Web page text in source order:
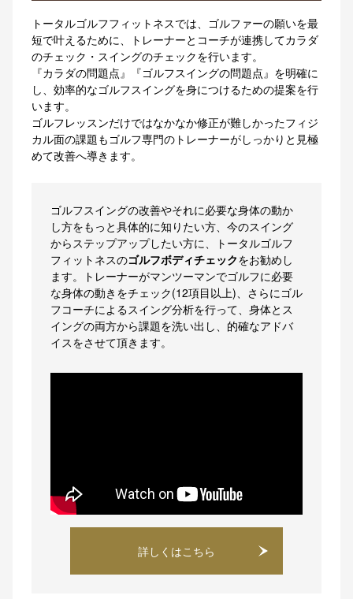
トータルゴルフフィットネスでは、ゴルファーの願いを最
短で叶えるために、トレーナーとコーチが連携してカラダ
のチェック・スイングのチェックを行います。
『カラダの問題点』『ゴルフスイングの問題点』を明確に
し、効率的なゴルフスイングを身につけるための提案を行
います。
ゴルフレッスンだけではなかなか修正が難しかったフィジ
カル面の課題もゴルフ専門のトレーナーがしっかりと見極
めて改善へ導きます。
ゴルフスイングの改善やそれに必要な身体の動か
し方をもっと具体的に知りたい方、今のスイング
からステップアップしたい方に、トータルゴルフ
フィットネスのゴルフボディチェックをお勧めし
ます。トレーナーがマンツーマンでゴルフに必要
な身体の動きをチェック(12項目以上)、さらにゴル
フコーチによるスイング分析を行って、身体とス
イングの両方から課題を洗い出し、的確なアドバ
イスをさせて頂きます。
詳しくはこちら